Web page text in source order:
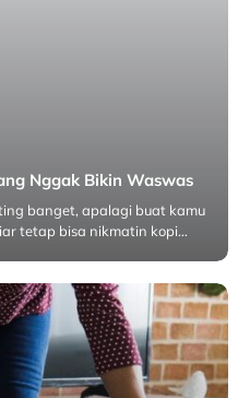
Nggak Bikin Waswas
banget, apalagi buat kamu
tetap bisa nikmatin kopi…